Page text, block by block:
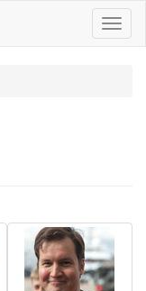
linkit